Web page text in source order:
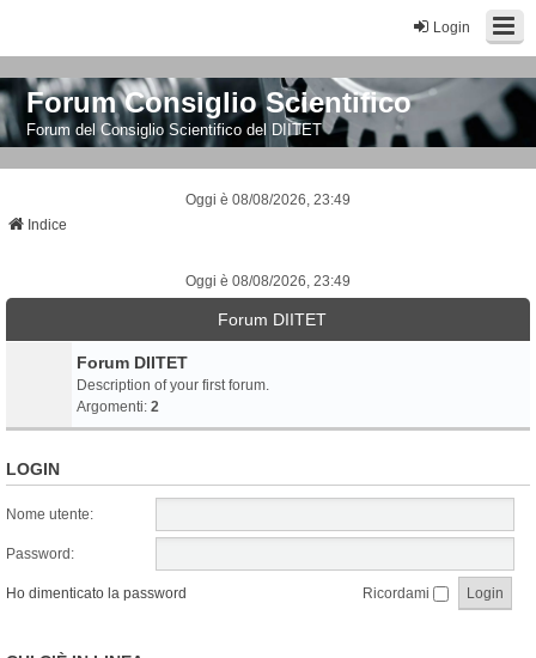
Login
Forum Consiglio Scientifico
Forum del Consiglio Scientifico del DIITET
Oggi è 08/08/2026, 23:49
Indice
Oggi è 08/08/2026, 23:49
Forum DIITET
Forum DIITET
Description of your first forum.
Argomenti: 2
LOGIN
Nome utente:
Password:
Ho dimenticato la password Ricordami